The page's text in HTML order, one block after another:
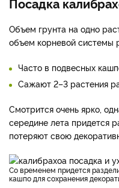
Объем грунта на одно
объем корневой
Часто в подвесных
Сажают 2–3 растения
Смотрится очень ярко,
середине лета придется
потеряют свою
Со временем придется разделить группу пышных кустов из одного
кашпо для сохранения